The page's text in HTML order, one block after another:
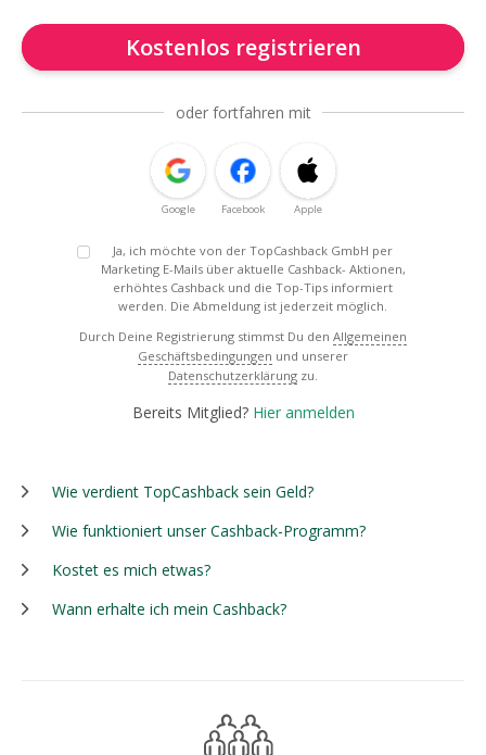
Kostenlos registrieren
oder fortfahren mit
Google Facebook Apple
Ja, ich möchte von der TopCashback GmbH per
Marketing E-Mails über aktuelle Cashback- Aktionen,
erhöhtes Cashback und die Top-Tips informiert
werden. Die Abmeldung ist jederzeit möglich.
Durch Deine Registrierung stimmst Du den Allgemeinen
Geschäftsbedingungen und unserer
Datenschutzerklärung zu.
Bereits Mitglied? Hier anmelden
Wie verdient TopCashback sein Geld?
Wie funktioniert unser Cashback-Programm?
Kostet es mich etwas?
Wann erhalte ich mein Cashback?